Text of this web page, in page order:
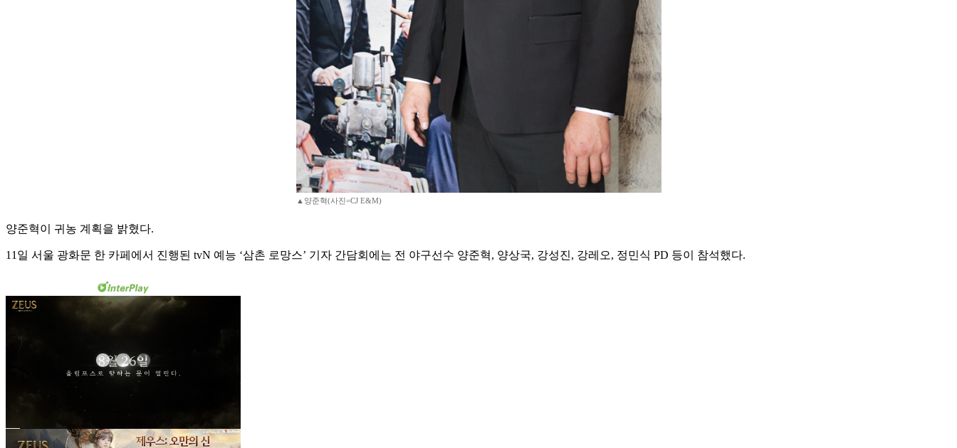
▲양준혁(사진=CJ E&M)
양준혁이 귀농 계획을 밝혔다.
11일 서울 광화문 한 카페에서 진행된 tvN 예능 ‘삼촌 로망스’ 기자 간담회에는 전 야구선수 양준혁, 양상국, 강성진, 강레오, 정민식 PD 등이 참석했다.